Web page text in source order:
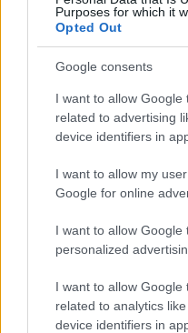
Purposes for which it
Opted Out
Google consents
I want to allow Google
related to advertising
device identifiers in
I want to allow my
Google for online
I want to allow Google
personalized
I want to allow Google
related to analytics
device identifiers in
Francesca
Francesca
bancaria,
carriera dopo
Vecchio: oggi
redazione
trasparenza e
impiego in